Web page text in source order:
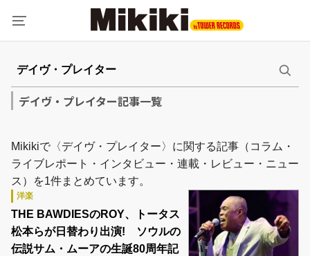
デイヴ・プレイター記事一覧
Mikikiで〈デイヴ・プレイター〉に関する記事（コラム・
ライブレポート・インタビュー・連載・レビュー・ニュー
ス）を1件まとめています。
洋楽
THE BAWDIESのROY、トータス
松本らが日替わり出演! ソウルの
伝説サム・ムーアの生誕80周年記